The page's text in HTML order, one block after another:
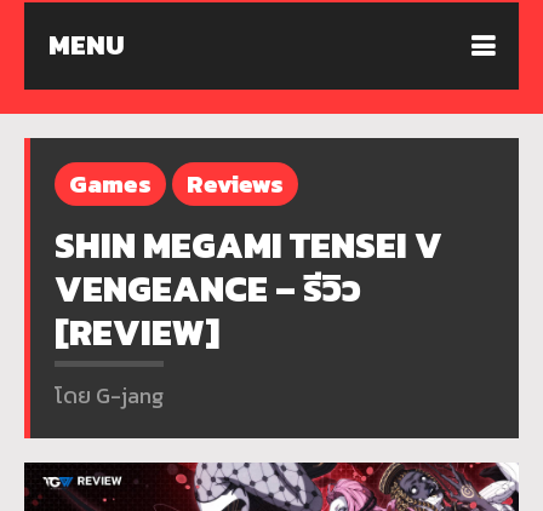
MENU
Games Reviews
SHIN MEGAMI TENSEI V
VENGEANCE – รีวิว
[REVIEW]
โดย G-jang